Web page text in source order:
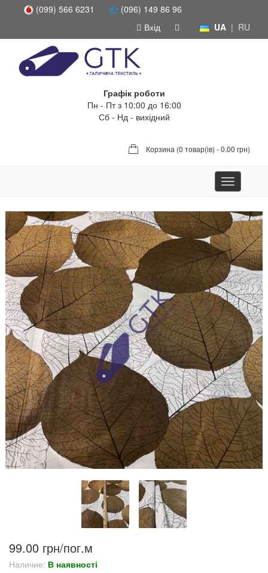
(099) 566 6231
(096) 149 86 96
UA | RU
Вхід
Графік роботи
Пн - Пт з 10:00 до 16:00
Сб - Нд - вихідний
Корзина (0 товар(ів) - 0.00 грн)
Toggle
navigation
99.00 грн/пог.м
Наличие: В наявності